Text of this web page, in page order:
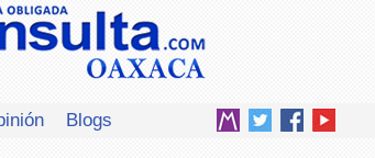
Blogs